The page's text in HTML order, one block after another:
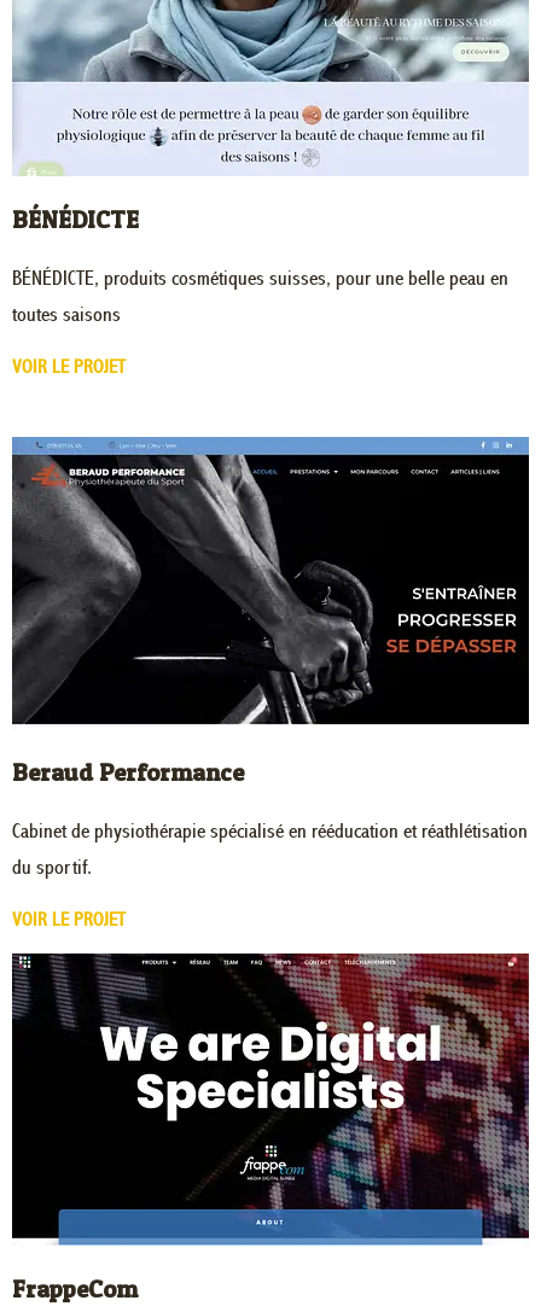
BÉNÉDICTE
BÉNÉDICTE, produits cosmétiques suisses, pour une belle peau en
toutes saisons
VOIR LE PROJET
Beraud Performance
Cabinet de physiothérapie spécialisé en rééducation et réathlétisation
du sportif.
VOIR LE PROJET
FrappeCom